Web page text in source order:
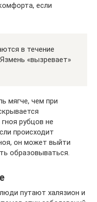
если
в течение
«вызревает»
мягче, чем при
рубцов не
происходит
он может выйти
образовываться.
путают халязион и